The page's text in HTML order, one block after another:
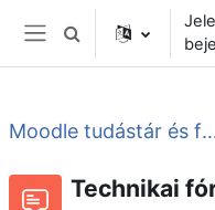
Tovább a fő tartalomhoz
Oldalpanel
Keresési bemeneti
Moodle
Technikai